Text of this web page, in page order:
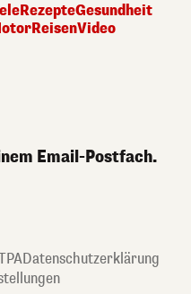
RezepteGesundheit
ReisenVideo
Email-Postfach.
Datenschutzerklärung